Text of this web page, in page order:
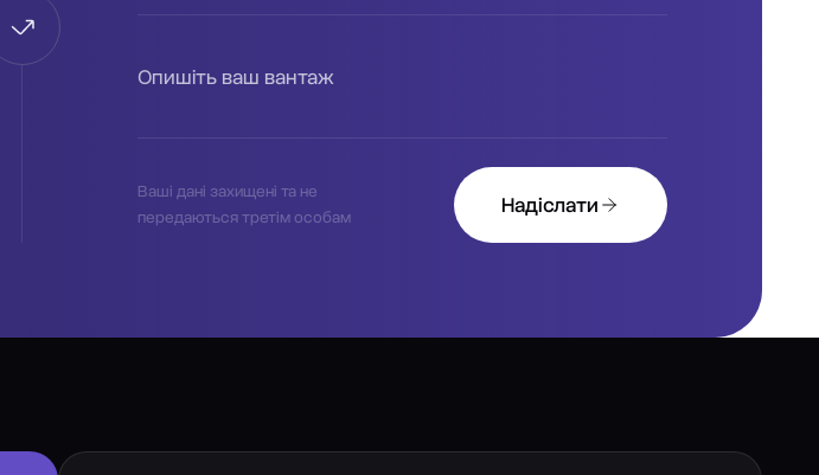
Опишіть ваш вантаж
Ваші дані захищені та не
передаються третім особам
Надіслати